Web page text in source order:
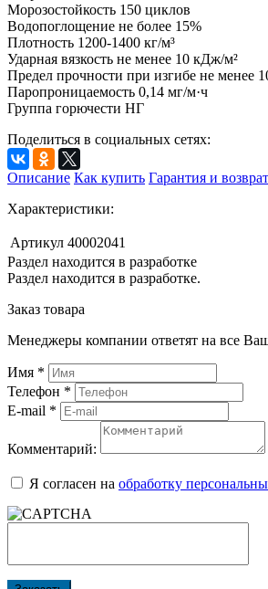
Морозостойкость 150 циклов
Водопоглощение не более 15%
Плотность 1200-1400 кг/м³
Ударная вязкость не менее 10 кДж/м²
Предел прочности при изгибе не менее
Паропроницаемость 0,14 мг/м·ч
Группа горючести НГ
Поделиться в социальных сетях:
Описание Как купить Гарантия и возврат
Характеристики:
Артикул 40002041
Раздел находится в разработке
Раздел находится в разработке.
Заказ товара
Менеджеры компании ответят на все
Имя *
Телефон *
E-mail *
Комментарий:
Я согласен на обработку